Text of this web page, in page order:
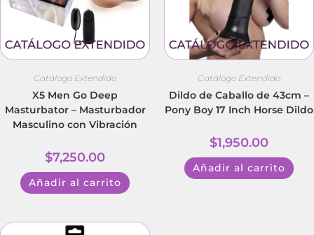
Catálogo Extendido
X5 Men Go Deep
Masturbator – Masturbador
Masculino con Vibración
$7,250.00
Añadir al carrito
Catálogo Extendido
Dildo de Caballo de 43cm –
Pony Boy 17 Inch Horse Dildo
$1,950.00
Añadir al carrito